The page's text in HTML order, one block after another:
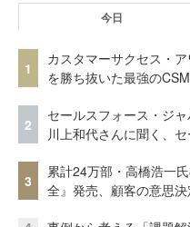
今日
1
カスタマーサクセス・
を勝ち抜いた最強の
2
セールスフォース・ジ
川上和代さんに聞く、
3
累計24万部・高橋浩一
全』発売、顧客の意思